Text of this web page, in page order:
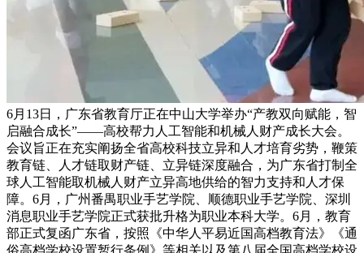
6月13日，广东省教育厅正在中山大学举办“产教双向赋能，智
启融合成长”——高校帮力人工智能和机械人财产成长大会。
会议旨正在充实阐扬全省高校科技立异和人才培育劣势，鞭策
教育链、人才链取财产链、立异链深度融合，为广东省打制全
球人工智能取机械人财产立异高地供给的智力支持和人才保
障。6月，广州番禺职业手艺学院、顺德职业手艺学院、深圳
消息职业手艺学院正式获批升格为职业本科大学。6月，教育
部正式复函广东省，按照《中华人平易近国高档教育法》《通